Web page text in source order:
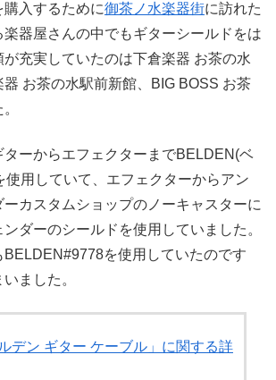
入するために御茶ノ水楽器街に訪れた
器屋さんの中でもギターシールドをは
が充実していたのは下倉楽器 お茶の水
お茶の水駅前新館、BIG BOSS お茶
ターからエフェクターまでBELDEN(ベ
使用していて、エフェクターからアン
カスタムショップのノーキャスターに
ダーのシールドを使用していました。
BELDEN#9778を使用していたのです
ました。
デン ギター ケーブル」に関する詳